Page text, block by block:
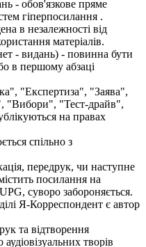
- обов'язкове пряме
гіперпосилання .
в незалежності від
матеріалів.
- видань) - повинна бути
в першому абзаці
"Експертиза", "Заява",
"Вибори", "Тест-драйв",
на правах
спільно з
передрук, чи наступне
посилання на
суворо забороняється.
Я-Корреспондент є автор
та відтворення
творів